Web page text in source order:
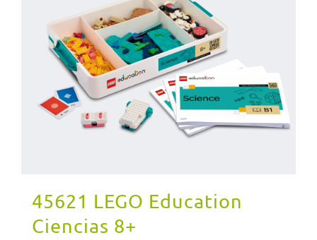
45621 LEGO Education
Ciencias 8+